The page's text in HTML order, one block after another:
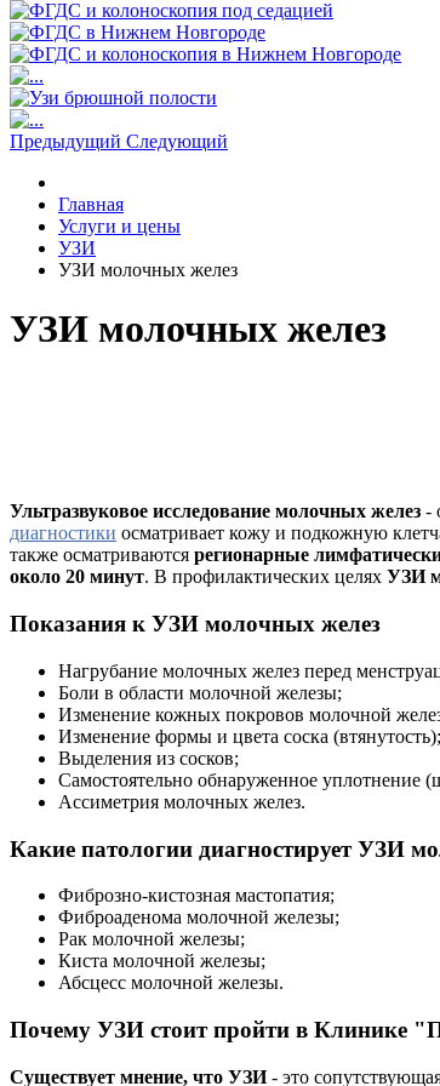
Предыдущий Следующий
Главная
Услуги и цены
УЗИ
УЗИ молочных желез
УЗИ молочных желез
Ультразвуковое исследование молочных желез -
диагностики осматривает кожу и подкожную
также осматриваются регионарные
около 20 минут. В профилактических целях УЗИ
Показания к УЗИ молочных желез
Нагрубание молочных желез перед
Боли в области молочной железы;
Изменение кожных покровов молочной
Изменение формы и цвета соска (втянутость);
Выделения из сосков;
Самостоятельно обнаруженное
Ассиметрия молочных желез.
Какие патологии диагностирует УЗИ
Фиброзно-кистозная мастопатия;
Фиброаденома молочной железы;
Рак молочной железы;
Киста молочной железы;
Абсцесс молочной железы.
Почему УЗИ стоит пройти в Клинике
Существует мнение, что УЗИ- это